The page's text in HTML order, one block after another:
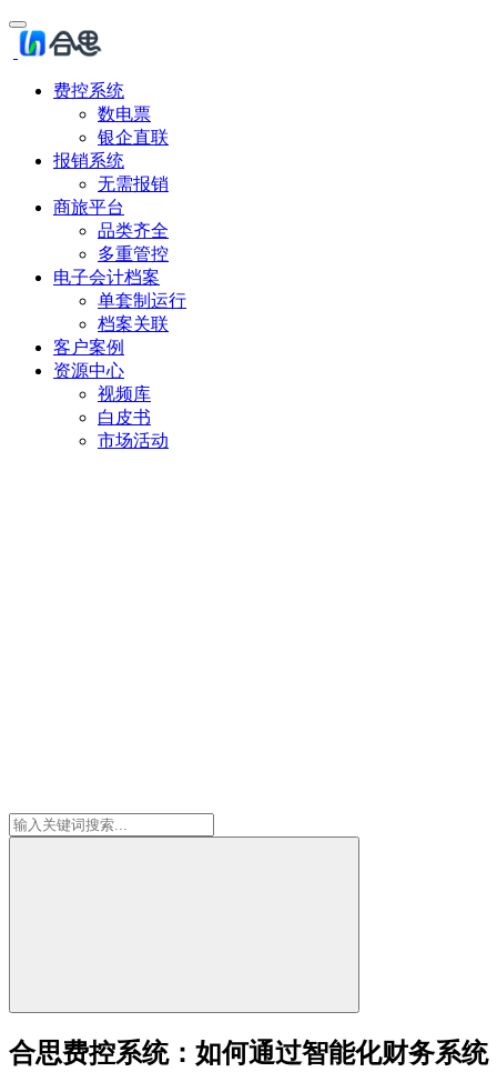
费控系统
数电票
银企直联
报销系统
无需报销
商旅平台
品类齐全
多重管控
电子会计档案
单套制运行
档案关联
客户案例
资源中心
视频库
白皮书
市场活动
合思费控系统：如何通过智能化财务系统